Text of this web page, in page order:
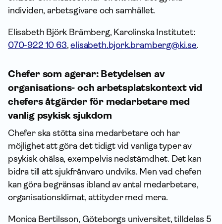
individen, arbetsgivare och samhället.
Elisabeth Björk Brämberg, Karolinska Institutet:
070-922 10 63,elisabeth.bjork.bramberg@ki.se.
Chefer som agerar: Betydelsen av
organisations- och arbetsplatskontext vid
chefers åtgärder för medarbetare med
vanlig psykisk sjukdom
Chefer ska stötta sina medarbetare och har
möjlighet att göra det tidigt vid vanliga typer av
psykisk ohälsa, exempelvis nedstämdhet. Det kan
bidra till att sjukfrånvaro undviks. Men vad chefen
kan göra begränsas ibland av antal medarbetare,
organisationsklimat, attityder med mera.
Monica Bertilsson, Göteborgs universitet, tilldelas 5